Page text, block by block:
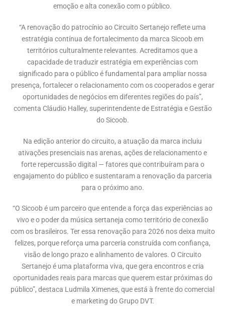
emoção e alta conexão com o público.
“A renovação do patrocínio ao Circuito Sertanejo reflete uma
estratégia contínua de fortalecimento da marca Sicoob em
territórios culturalmente relevantes. Acreditamos que a
capacidade de traduzir estratégia em experiências com
significado para o público é fundamental para ampliar nossa
presença, fortalecer o relacionamento com os cooperados e gerar
oportunidades de negócios em diferentes regiões do país”,
comenta Cláudio Halley, superintendente de Estratégia e Gestão
do Sicoob.
Na edição anterior do circuito, a atuação da marca incluiu
ativações presenciais nas arenas, ações de relacionamento e
forte repercussão digital — fatores que contribuíram para o
engajamento do público e sustentaram a renovação da parceria
para o próximo ano.
“O Sicoob é um parceiro que entende a força das experiências ao
vivo e o poder da música sertaneja como território de conexão
com os brasileiros. Ter essa renovação para 2026 nos deixa muito
felizes, porque reforça uma parceria construída com confiança,
visão de longo prazo e alinhamento de valores. O Circuito
Sertanejo é uma plataforma viva, que gera encontros e cria
oportunidades reais para marcas que querem estar próximas do
público”, destaca Ludmila Ximenes, que está à frente do comercial
e marketing do Grupo DVT.